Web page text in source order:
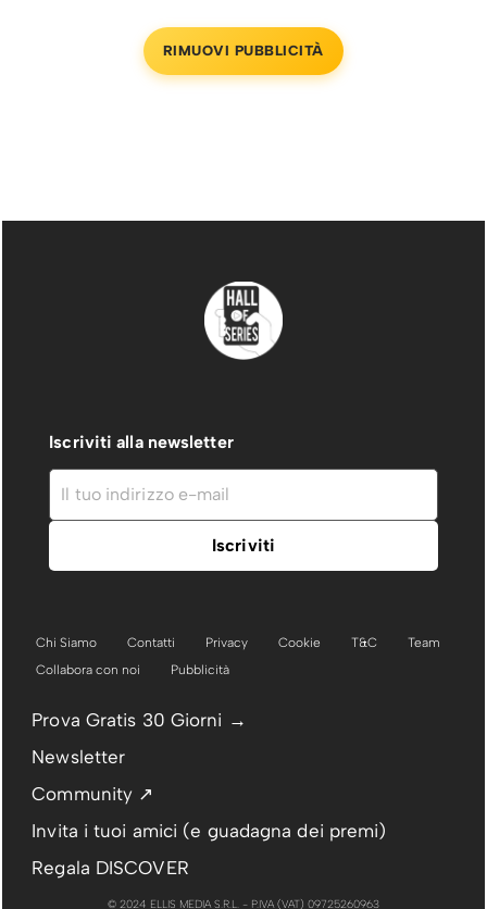
RIMUOVI PUBBLICITÀ
Iscriviti alla newsletter
Chi Siamo Contatti Privacy Cookie T&C
Team
Collabora con noi
Pubblicità
Prova Gratis 30 Giorni →
Newsletter
Community ↗
Invita i tuoi amici (e guadagna dei premi)
Regala DISCOVER
© 2024 ELLIS MEDIA S.R.L. - P.IVA (VAT) 09725260963